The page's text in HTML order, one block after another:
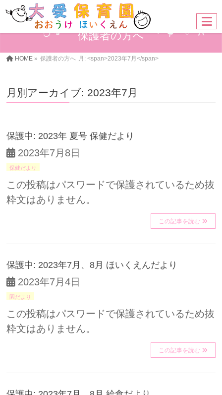
保護者の方へ
HOME » 保護者の方へ 月: <span>2023年7月</span>
月別アーカイブ: 2023年7月
保護中: 2023年 夏号 保健だより
2023年7月8日
保健だより
この投稿はパスワードで保護されているため抜
粋文はありません。
この記事を読む
保護中: 2023年7月、8月 ほいくえんだより
2023年7月4日
園だより
この投稿はパスワードで保護されているため抜
粋文はありません。
この記事を読む